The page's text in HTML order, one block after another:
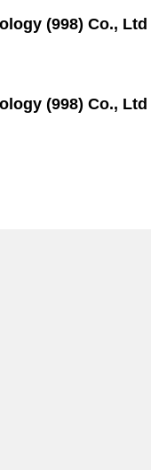
(998) Co., Ltd
(998) Co., Ltd